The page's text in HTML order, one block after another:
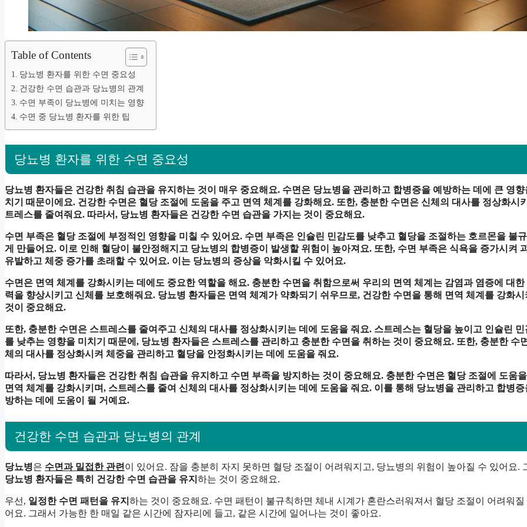
Table of Contents
당뇨병 환자를 위한 수면 중요성
건강한 수면 습관과 당뇨병의 관계
수면 부족이 당뇨병에 미치는 영향
수면 중 당뇨병 환자를 위한 팁
당뇨병 환자를 위한 수면 중요성
당뇨병 환자들은 건강한 취침 습관을 유지하는 것이 매우 중요해요. 수면은 당뇨병을 관리하고 합병증을 예방하는 데에 큰 영향
치기 때문이에요. 건강한 수면은 혈당 조절에 도움을 주고 면역 체계를 강화해요. 또한, 충분한 수면은 신체의 대사를 정상화시
트레스를 줄여줘요. 따라서, 당뇨병 환자들은 건강한 수면 습관을 가지는 것이 중요해요.
수면 부족은 혈당 조절에 부정적인 영향을 미칠 수 있어요. 수면 부족은 인슐린 민감도를 낮추고 혈당을 조절하는 호르몬을 불
게 만들어요. 이로 인해 혈당이 불안정해지고 당뇨병의 합병증이 발생할 위험이 높아져요. 또한, 수면 부족은 식욕을 증가시켜
유발하고 체중 증가를 초래할 수 있어요. 이는 당뇨병의 증상을 악화시킬 수 있어요.
수면은 면역 체계를 강화시키는 데에도 중요한 역할을 해요. 충분한 수면을 취함으로써 우리의 면역 체계는 감염과 염증에 대한
력을 향상시키고 신체를 보호해줘요. 당뇨병 환자들은 면역 체계가 약화되기 쉬우므로, 건강한 수면을 통해 면역 체계를 강화시
것이 중요해요.
또한, 충분한 수면은 스트레스를 줄여주고 신체의 대사를 정상화시키는 데에 도움을 줘요. 스트레스는 혈당을 높이고 인슐린 민
를 낮추는 영향을 미치기 때문에, 당뇨병 환자들은 스트레스를 관리하고 충분한 수면을 취하는 것이 중요해요. 또한, 충분한 수
체의 대사를 정상화시켜 체중을 관리하고 혈당을 안정화시키는 데에 도움을 줘요.
따라서, 당뇨병 환자들은 건강한 취침 습관을 유지하고 수면 부족을 방지하는 것이 중요해요. 충분한 수면은 혈당 조절에 도움
면역 체계를 강화시키며, 스트레스를 줄여 신체의 대사를 정상화시키는 데에 도움을 줘요. 이를 통해 당뇨병을 관리하고 합병증
방하는 데에 도움이 될 거예요.
건강한 수면 습관과 당뇨병의 관계
당뇨병은 수면과 밀접한 관련 이 있어요. 잠을 충분히 자지 못하면 혈당 조절이 어려워지고, 당뇨병의 위험이 높아질 수 있어요.
당뇨병 환자들은 특히 건강한 수면 습관을 유지 하는 것이 중요해요.
우선, 일정한 수면 패턴을 유지 하는 것이 중요해요. 수면 패턴이 불규칙하면 체내 시계가 혼란스러워져서 혈당 조절이 어려워질
어요. 그래서 가능한 한 매일 같은 시간에 잠자리에 들고, 같은 시간에 일어나는 것이 좋아요.